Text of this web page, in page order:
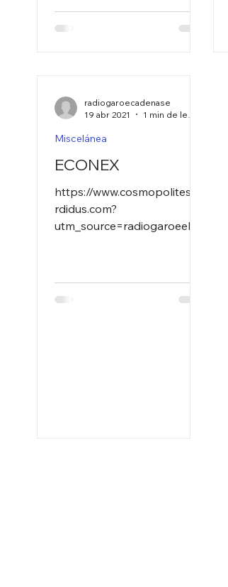
Violencia de Género La
fachada del...
ECONEX
https://www.cosmopolitesso
rdidus.com?
utm_source=radiogaroeelhie
Miscelánea
radiogaroecadenase
19 abr 2021